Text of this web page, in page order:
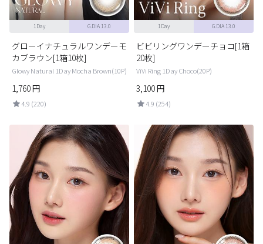
1Day G.DIA 13.0
グローイナチュラルワンデーモ
カブラウン[1箱10枚]
Glowy Natural 1Day Mocha Brown(10P)
1,760円
4.9 (220)
1Day G.DIA 13.0
ビビリングワンデーチョコ[1箱
20枚]
ViVi Ring 1Day Choco(20P)
3,100円
4.9 (254)